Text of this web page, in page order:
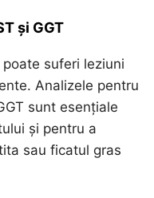
și GGT
suferi leziuni
Analizele pentru
sunt esențiale
și pentru a
sau ficatul gras